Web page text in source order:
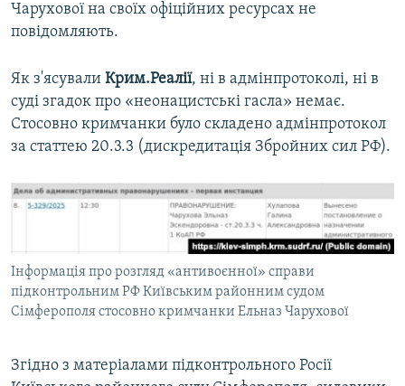
Чарухової на своїх офіційних ресурсах не
повідомляють.
Як з'ясували Крим.Реалії, ні в адмінпротоколі, ні в
суді згадок про «неонацистські гасла» немає.
Стосовно кримчанки було складено адмінпротокол
за статтею 20.3.3 (дискредитація Збройних сил РФ).
Інформація про розгляд «антивоєнної» справи
підконтрольним РФ Київським районним судом
Сімферополя стосовно кримчанки Ельназ Чарухової
Згідно з матеріалами підконтрольного Росії